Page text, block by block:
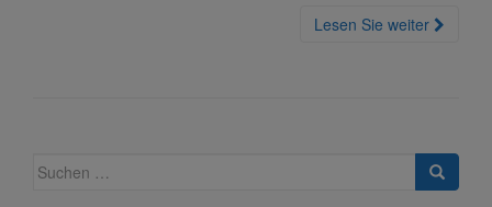
Lesen Sie weiter
Suche